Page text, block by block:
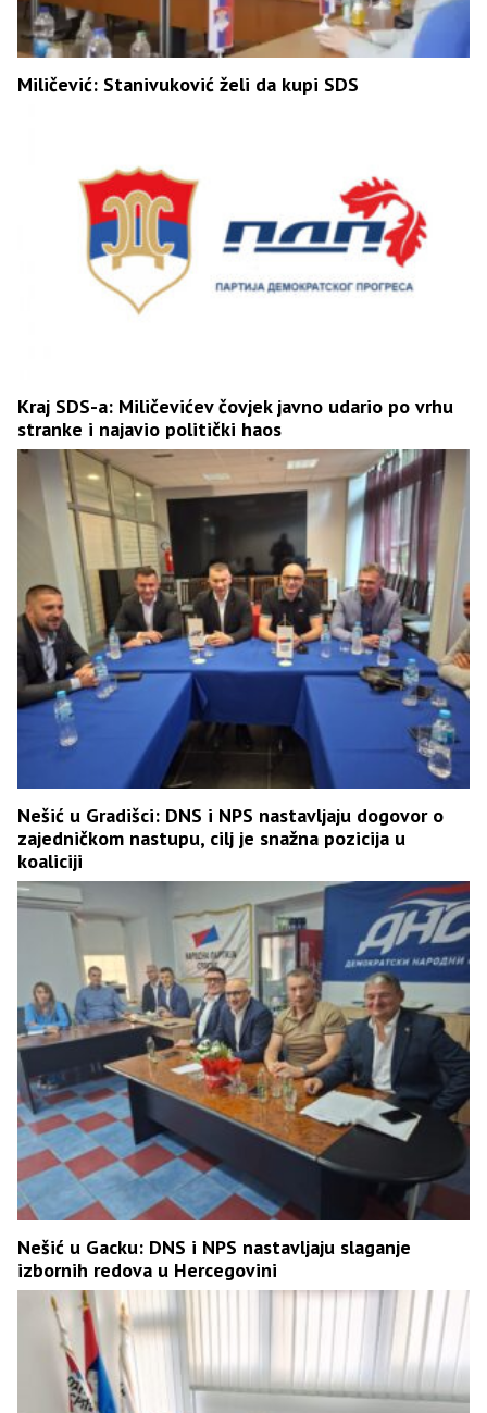
Miličević: Stanivuković želi da kupi SDS
Kraj SDS-a: Miličevićev čovjek javno udario po vrhu
stranke i najavio politički haos
Nešić u Gradišci: DNS i NPS nastavljaju dogovor o
zajedničkom nastupu, cilj je snažna pozicija u
koaliciji
Nešić u Gacku: DNS i NPS nastavljaju slaganje
izbornih redova u Hercegovini